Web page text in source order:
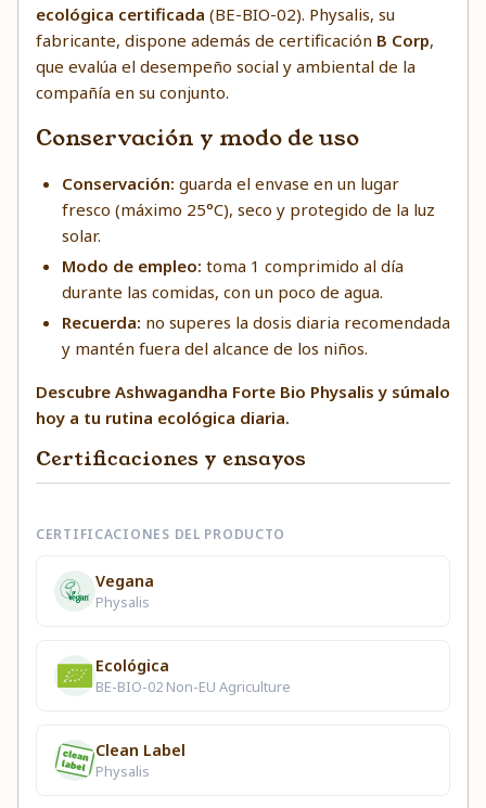
ecológica certificada (BE-BIO-02). Physalis, su
fabricante, dispone además de certificación B Corp,
que evalúa el desempeño social y ambiental de la
compañía en su conjunto.
Conservación y modo de uso
Conservación: guarda el envase en un lugar
fresco (máximo 25°C), seco y protegido de la luz
solar.
Modo de empleo: toma 1 comprimido al día
durante las comidas, con un poco de agua.
Recuerda: no superes la dosis diaria recomendada
y mantén fuera del alcance de los niños.
Descubre Ashwagandha Forte Bio Physalis y súmalo
hoy a tu rutina ecológica diaria.
Certificaciones y ensayos
CERTIFICACIONES DEL PRODUCTO
Vegana
Physalis
Ecológica
BE-BIO-02 Non-EU Agriculture
Clean Label
Physalis